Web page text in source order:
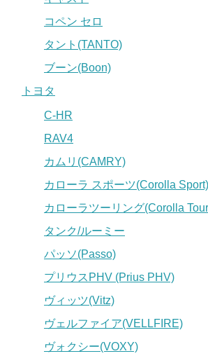
コペン セロ
タント(TANTO)
ブーン(Boon)
トヨタ
C-HR
RAV4
カムリ(CAMRY)
カローラ スポーツ(Corolla Sport)
カローラツーリング(Corolla
タンク/ルーミー
パッソ(Passo)
プリウスPHV (Prius PHV)
ヴィッツ(Vitz)
ヴェルファイア(VELLFIRE)
ヴォクシー(VOXY)